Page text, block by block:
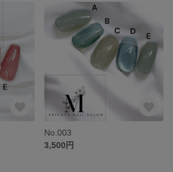
No.003
3,500円